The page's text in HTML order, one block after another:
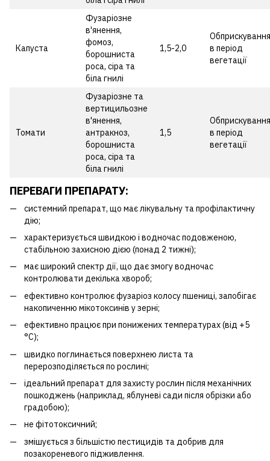
Капуста
Фузаріозне
в'янення,
фомоз,
борошниста
роса, сіра та
біла гнилі
1,5-2,0
Обприскування
в період
вегетації
Томати
Фузаріозне та
вертицильозне
в'янення,
антракноз,
борошниста
роса, сіра та
біла гнилі
1,5
Обприскування
в період
вегетації
ПЕРЕВАГИ ПРЕПАРАТУ:
системний препарат, що має лікувальну та профілактичну
дію;
характеризується швидкою і водночас подовженою,
стабільною захисною дією (понад 2 тижні);
має широкий спектр дії, що дає змогу водночас
контролювати декілька хвороб;
ефективно контролює фузаріоз колосу пшениці, запобігає
накопиченню мікотоксинів у зерні;
ефективно працює при понижених температурах (від +5
°С);
швидко поглинається поверхнею листа та
перерозподіляється по рослині;
ідеальний препарат для захисту рослин після механічних
пошкоджень (наприклад, яблуневі сади після обрізки або
градобою);
не фітотоксичний;
змішується з більшістю пестицидів та добрив для
позакореневого підживлення.